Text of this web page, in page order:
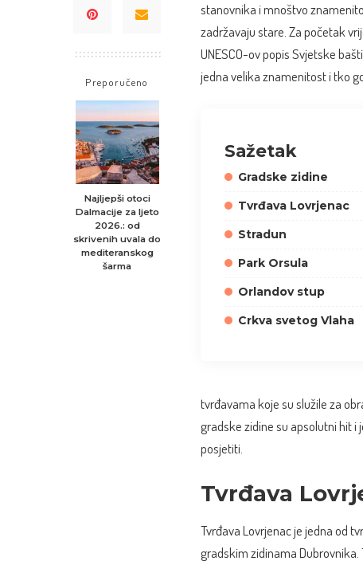
Preporučeno
Najljepši otoci
Dalmacije za ljeto
2026.: od
skrivenih uvala do
mediteranskog
šarma
stanovnika i mnoštvo
zadržavaju stare. Za početak
UNESCO-ov popis Svjetske
jedna velika znamenitost i tko
Sažetak
Gradske zidine
Tvrđava Lovrjenac
Stradun
Park Orsula
Orlandov stup
Crkva svetog Vlaha
tvrđavama koje su služile za
gradske zidine su apsolutni hit
posjetiti.
Tvrđava
Tvrđava Lovrjenac je jedna od
gradskim zidinama Dubrovnika.